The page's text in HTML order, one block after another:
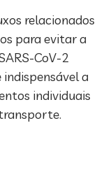
relacionados
para evitar a
CoV-2
indispensável a
individuais